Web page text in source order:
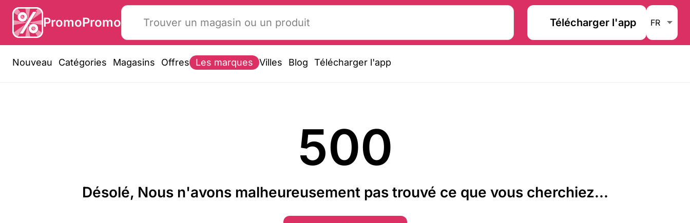
PromoPromo Télécharger l'app
Nouveau Catégories Magasins Offres Les marques Villes Blog Télécharger l'app
500
Désolé, Nous n'avons malheureusement pas trouvé ce que vous cherchiez...